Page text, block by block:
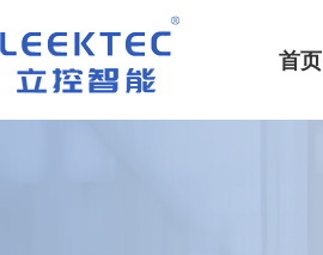
深圳市立控智能科技有限公司
首页